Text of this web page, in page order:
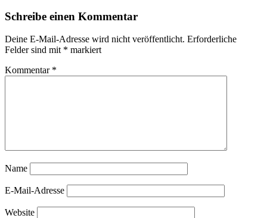
Schreibe einen Kommentar
Deine E-Mail-Adresse wird nicht veröffentlicht. Erforderliche
Felder sind mit * markiert
Kommentar *
Name
E-Mail-Adresse
Website